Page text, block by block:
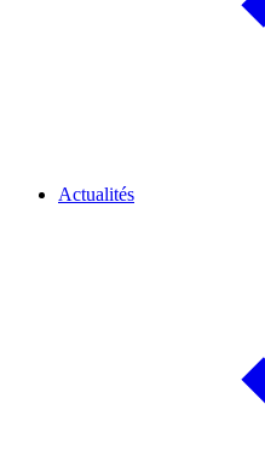
Actualités